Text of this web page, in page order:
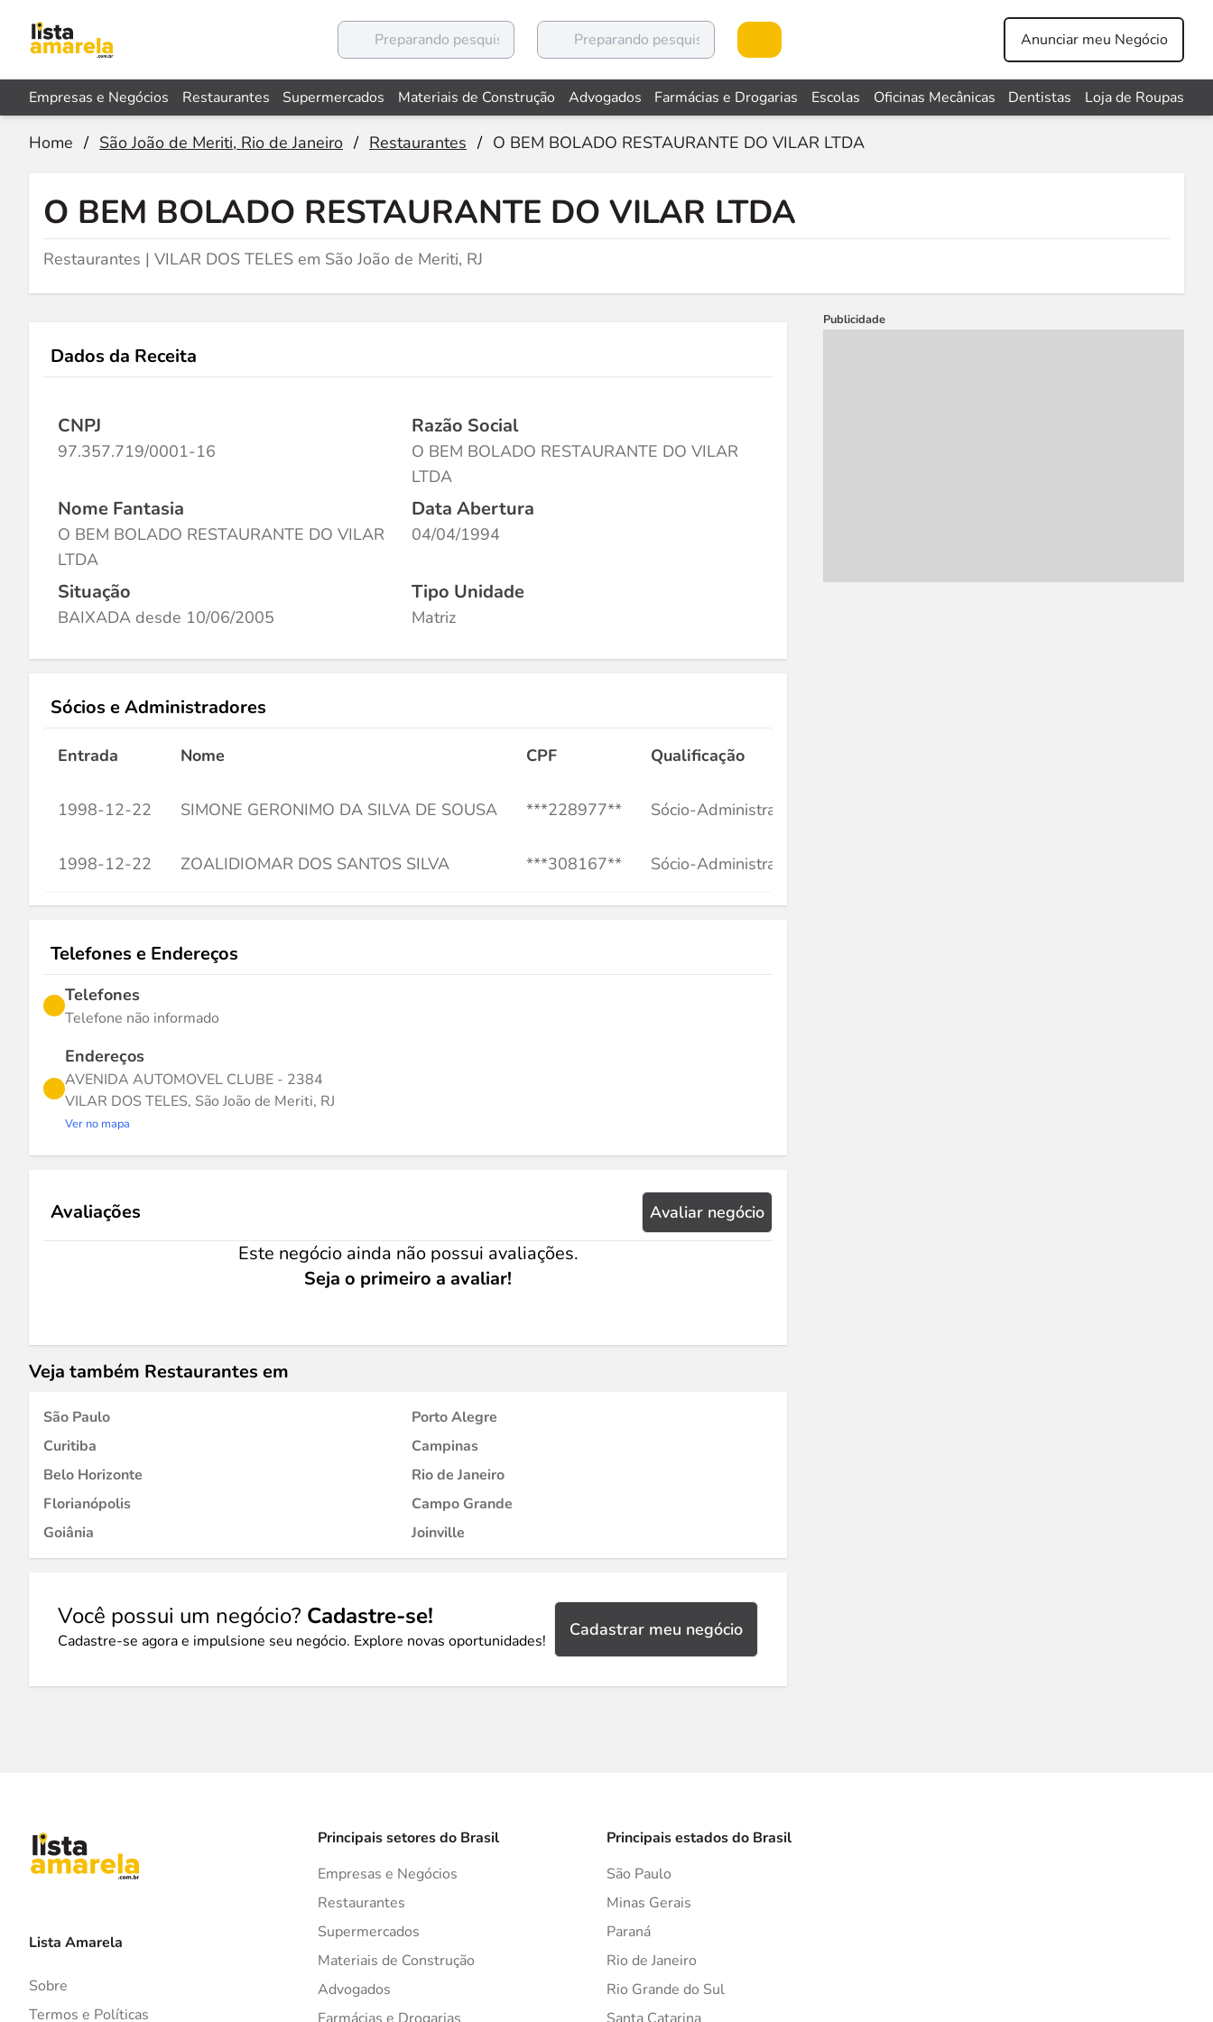
Anunciar meu Negócio
Empresas e Negócios Restaurantes Supermercados Materiais de Construção Advogados Farmácias e Drogarias Escolas Oficinas Mecânicas Dentistas Loja de Roupas
Home / São João de Meriti, Rio de Janeiro / Restaurantes / O BEM BOLADO RESTAURANTE DO VILAR LTDA
O BEM BOLADO RESTAURANTE DO VILAR LTDA
Restaurantes | VILAR DOS TELES em São João de Meriti, RJ
Dados da Receita
CNPJ
97.357.719/0001-16
Razão Social
O BEM BOLADO RESTAURANTE DO VILAR
LTDA
Nome Fantasia
O BEM BOLADO RESTAURANTE DO VILAR
LTDA
Data Abertura
04/04/1994
Situação
BAIXADA desde 10/06/2005
Tipo Unidade
Matriz
Sócios e Administradores
Entrada Nome CPF Qualificação
1998-12-22 SIMONE GERONIMO DA SILVA DE SOUSA ***228977** Sócio-Administrador
1998-12-22 ZOALIDIOMAR DOS SANTOS SILVA ***308167** Sócio-Administrador
Telefones e Endereços
Telefones
Telefone não informado
Endereços
AVENIDA AUTOMOVEL CLUBE - 2384
VILAR DOS TELES, São João de Meriti, RJ
Ver no mapa
Avaliações Avaliar negócio
Este negócio ainda não possui avaliações.
Seja o primeiro a avaliar!
Veja também Restaurantes em
São Paulo
Porto Alegre
Curitiba
Campinas
Belo Horizonte
Rio de Janeiro
Florianópolis
Campo Grande
Goiânia
Joinville
Você possui um negócio? Cadastre-se!
Cadastre-se agora e impulsione seu negócio. Explore novas oportunidades!
Cadastrar meu negócio
Publicidade
Lista Amarela
Sobre
Termos e Políticas
Principais setores do Brasil
Empresas e Negócios
Restaurantes
Supermercados
Materiais de Construção
Advogados
Principais estados do Brasil
São Paulo
Minas Gerais
Paraná
Rio de Janeiro
Rio Grande do Sul